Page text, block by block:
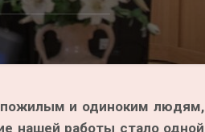
пожилым и одиноким людям,
нашей работы стало одной